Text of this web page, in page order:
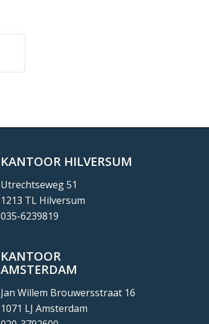
KANTOOR HILVERSUM
Utrechtseweg 51
1213 TL Hilversum
035-6239819
KANTOOR
AMSTERDAM
Jan Willem Brouwersstraat 16
1071 LJ Amsterdam